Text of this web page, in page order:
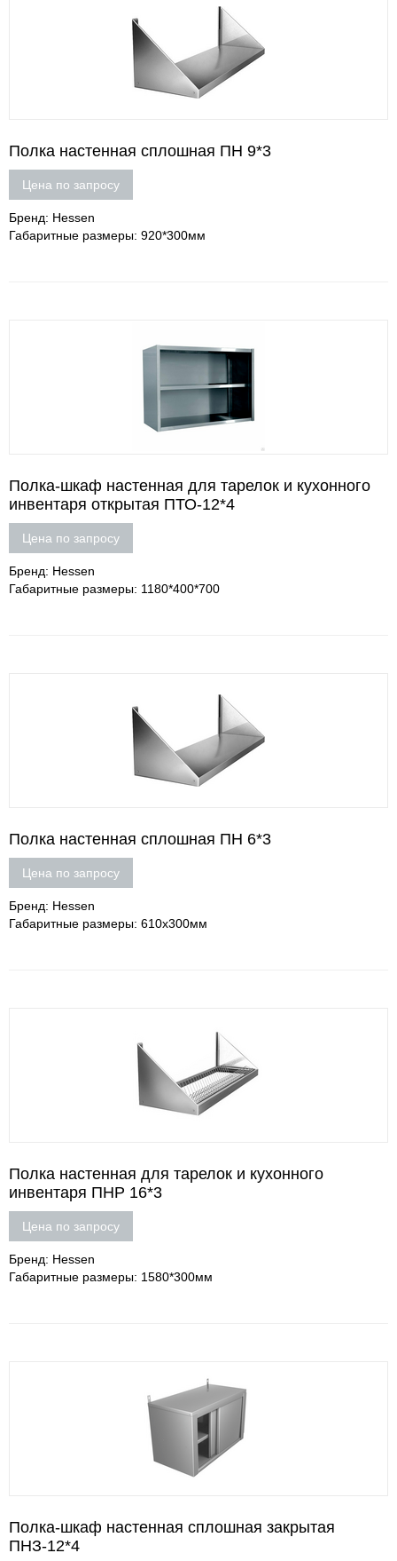
Полка настенная сплошная ПН 9*3
Цена по запросу
Бренд: Hessen
Габаритные размеры: 920*300мм
Полка-шкаф настенная для тарелок и кухонного
инвентаря открытая ПТО-12*4
Цена по запросу
Бренд: Hessen
Габаритные размеры: 1180*400*700
Полка настенная сплошная ПН 6*3
Цена по запросу
Бренд: Hessen
Габаритные размеры: 610х300мм
Полка настенная для тарелок и кухонного
инвентаря ПНР 16*3
Цена по запросу
Бренд: Hessen
Габаритные размеры: 1580*300мм
Полка-шкаф настенная сплошная закрытая
ПНЗ-12*4